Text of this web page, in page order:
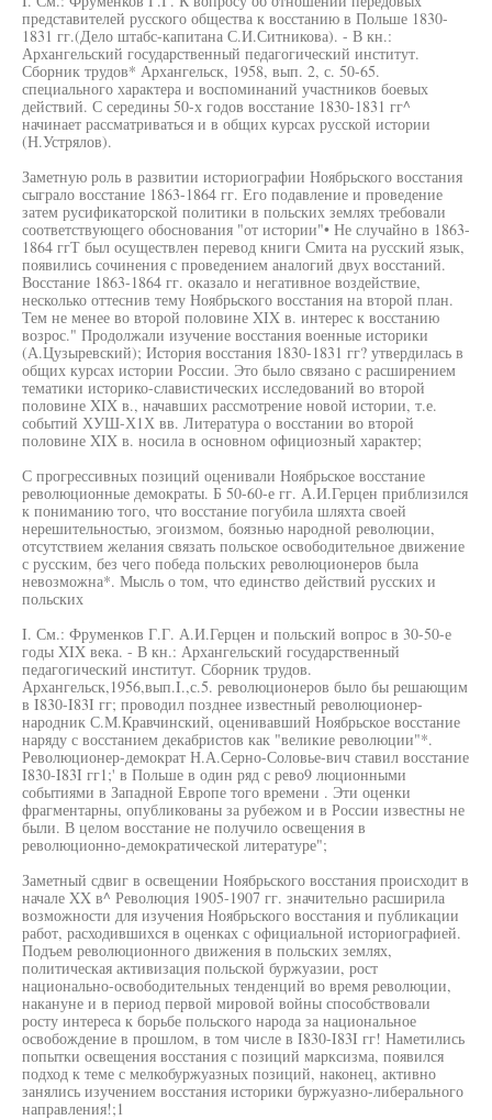
представителей русского общества к восстанию в Польше 1830-
1831 гг.(Дело штабс-капитана С.И.Ситникова). - В кн.:
Архангельский государственный педагогический институт.
Сборник трудов* Архангельск, 1958, вып. 2, с. 50-65.
специального характера и воспоминаний участников боевых
действий. С середины 50-х годов восстание 1830-1831 гг^
начинает рассматриваться и в общих курсах русской истории
(Н.Устрялов).
Заметную роль в развитии историографии Ноябрьского восстания
сыграло восстание 1863-1864 гг. Его подавление и проведение
затем русификаторской политики в польских землях требовали
соответствующего обоснования "от истории"• Не случайно в 1863-
1864 ггТ был осуществлен перевод книги Смита на русский язык,
появились сочинения с проведением аналогий двух восстаний.
Восстание 1863-1864 гг. оказало и негативное воздействие,
несколько оттеснив тему Ноябрьского восстания на второй план.
Тем не менее во второй половине XIX в. интерес к восстанию
возрос." Продолжали изучение восстания военные историки
(А.Цузыревский); История восстания 1830-1831 гг? утвердилась в
общих курсах истории России. Это было связано с расширением
тематики историко-славистических исследований во второй
половине XIX в., начавших рассмотрение новой истории, т.е.
событий ХУШ-Х1Х вв. Литература о восстании во второй
половине XIX в. носила в основном официозный характер;
С прогрессивных позиций оценивали Ноябрьское восстание
революционные демократы. Б 50-60-е гг. А.И.Герцен приблизился
к пониманию того, что восстание погубила шляхта своей
нерешительностью, эгоизмом, боязнью народной революции,
отсутствием желания связать польское освободительное движение
с русским, без чего победа польских революционеров была
невозможна*. Мысль о том, что единство действий русских и
польских
I. См.: Фруменков Г.Г. А.И.Герцен и польский вопрос в 30-50-е
годы XIX века. - В кн.: Архангельский государственный
педагогический институт. Сборник трудов.
Архангельск,1956,вып.I.,с.5. революционеров было бы решающим
в I830-I83I гг; проводил позднее известный революционер-
народник С.М.Кравчинский, оценивавший Ноябрьское восстание
наряду с восстанием декабристов как "великие революции"*.
Революционер-демократ Н.А.Серно-Соловье-вич ставил восстание
I830-I83I гг1;' в Польше в один ряд с рево9 люционными
событиями в Западной Европе того времени . Эти оценки
фрагментарны, опубликованы за рубежом и в России известны не
были. В целом восстание не получило освещения в
революционно-демократической литературе";
Заметный сдвиг в освещении Ноябрьского восстания происходит в
начале XX в^ Революция 1905-1907 гг. значительно расширила
возможности для изучения Ноябрьского восстания и публикации
работ, расходившихся в оценках с официальной историографией.
Подъем революционного движения в польских землях,
политическая активизация польской буржуазии, рост
национально-освободительных тенденций во время революции,
накануне и в период первой мировой войны способствовали
росту интереса к борьбе польского народа за национальное
освобождение в прошлом, в том числе в I830-I83I гг! Наметились
попытки освещения восстания с позиций марксизма, появился
подход к теме с мелкобуржуазных позиций, наконец, активно
занялись изучением восстания историки буржуазно-либерального
направления!;1